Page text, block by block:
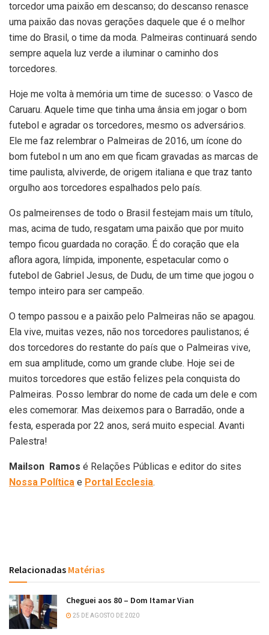
torcedor uma paixão em descanso; do descanso renasce
uma paixão das novas gerações daquele que é o melhor
time do Brasil, o time da moda. Palmeiras continuará sendo
sempre aquela luz verde a iluminar o caminho dos
torcedores.
Hoje me volta à memória um time de sucesso: o Vasco de
Caruaru. Aquele time que tinha uma ânsia em jogar o bom
futebol e agradar os torcedores, mesmo os adversários.
Ele me faz relembrar o Palmeiras de 2016, um ícone do
bom futebol n um ano em que ficam gravadas as marcas de
time paulista, alviverde, de origem italiana e que traz tanto
orgulho aos torcedores espalhados pelo país.
Os palmeirenses de todo o Brasil festejam mais um título,
mas, acima de tudo, resgatam uma paixão que por muito
tempo ficou guardada no coração. É do coração que ela
aflora agora, límpida, imponente, espetacular como o
futebol de Gabriel Jesus, de Dudu, de um time que jogou o
tempo inteiro para ser campeão.
O tempo passou e a paixão pelo Palmeiras não se apagou.
Ela vive, muitas vezes, não nos torcedores paulistanos; é
dos torcedores do restante do país que o Palmeiras vive,
em sua amplitude, como um grande clube. Hoje sei de
muitos torcedores que estão felizes pela conquista do
Palmeiras. Posso lembrar do nome de cada um dele e com
eles comemorar. Mas deixemos para o Barradão, onde a
festa, esperada por 22 anos, será muito especial. Avanti
Palestra!
Mailson Ramos é Relações Públicas e editor do sites
Nossa Política e Portal Ecclesia.
Relacionadas Matérias
Cheguei aos 80 – Dom Itamar Vian
25 DE AGOSTO DE 2020